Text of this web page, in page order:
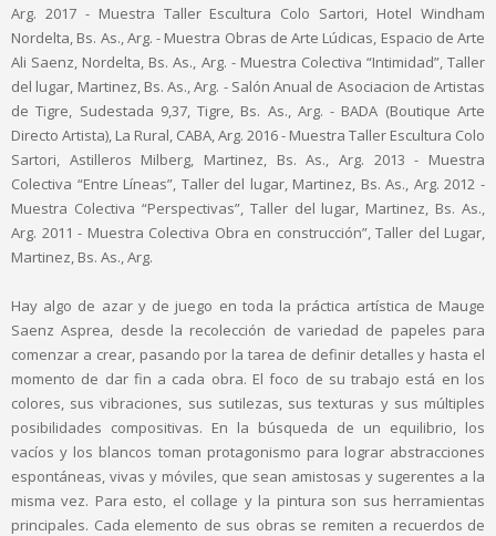
Arg. 2017 - Muestra Taller Escultura Colo Sartori, Hotel Windham
Nordelta, Bs. As., Arg. - Muestra Obras de Arte Lúdicas, Espacio de Arte
Ali Saenz, Nordelta, Bs. As., Arg. - Muestra Colectiva “Intimidad”, Taller
del lugar, Martinez, Bs. As., Arg. - Salón Anual de Asociacion de Artistas
de Tigre, Sudestada 9,37, Tigre, Bs. As., Arg. - BADA (Boutique Arte
Directo Artista), La Rural, CABA, Arg. 2016 - Muestra Taller Escultura Colo
Sartori, Astilleros Milberg, Martinez, Bs. As., Arg. 2013 - Muestra
Colectiva “Entre Líneas”, Taller del lugar, Martinez, Bs. As., Arg. 2012 -
Muestra Colectiva “Perspectivas”, Taller del lugar, Martinez, Bs. As.,
Arg. 2011 - Muestra Colectiva Obra en construcción”, Taller del Lugar,
Martinez, Bs. As., Arg.
Hay algo de azar y de juego en toda la práctica artística de Mauge
Saenz Asprea, desde la recolección de variedad de papeles para
comenzar a crear, pasando por la tarea de definir detalles y hasta el
momento de dar fin a cada obra. El foco de su trabajo está en los
colores, sus vibraciones, sus sutilezas, sus texturas y sus múltiples
posibilidades compositivas. En la búsqueda de un equilibrio, los
vacíos y los blancos toman protagonismo para lograr abstracciones
espontáneas, vivas y móviles, que sean amistosas y sugerentes a la
misma vez. Para esto, el collage y la pintura son sus herramientas
principales. Cada elemento de sus obras se remiten a recuerdos de